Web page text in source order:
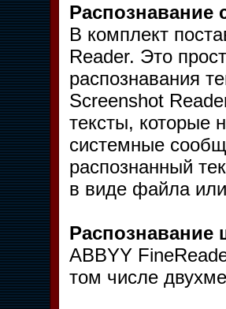
Распознавание
В комплект
Reader. Это
распознавания
Screenshot
тексты, которые
системные
распознанный
в виде файла
Распознавание
ABBYY
том числе